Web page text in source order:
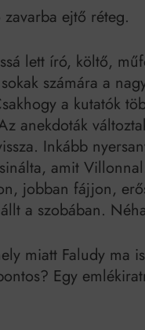
ejtő réteg.
lett író, költő,
számára a
a kutatók
anekdoták
Inkább
amit
jobban fájjon,
a szobában.
miatt Faludy ma
Egy